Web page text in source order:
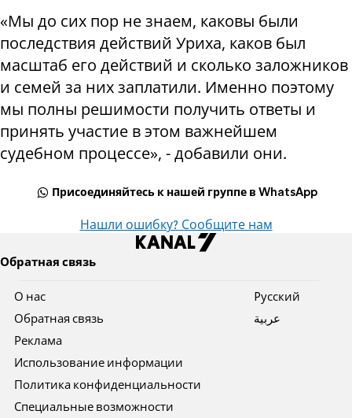
«Мы до сих пор не знаем, каковы были
последствия действий Уриха, каков был
масштаб его действий и сколько заложников
и семей за них заплатили. Именно поэтому
мы полны решимости получить ответы и
принять участие в этом важнейшем
судебном процессе», - добавили они.
Присоединяйтесь к нашей группе в WhatsApp
Нашли ошибку? Сообщите нам
Обратная связь
О нас
Обратная связь
Реклама
Использование информации
Политика конфиденциальности
Специальные возможности
Pусский
عربية